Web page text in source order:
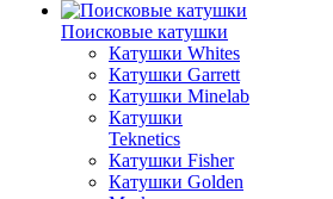
Поисковые катушки
Катушки Whites
Катушки Garrett
Катушки Minelab
Катушки
Teknetics
Катушки Fisher
Катушки Golden